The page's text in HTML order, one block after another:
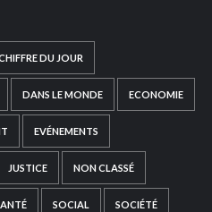
DU JOUR
DANS LE MONDE ECONOMIE
EVÉNEMENTS
JUSTICE NON CLASSÉ
SOCIAL SOCIÉTÉ